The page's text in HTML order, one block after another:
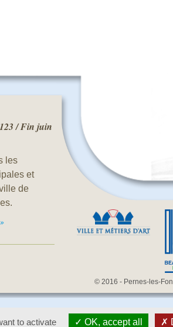
/ Fin juin
les
et
de
© 2016 - Pernes-les-
to activate OK, accept all